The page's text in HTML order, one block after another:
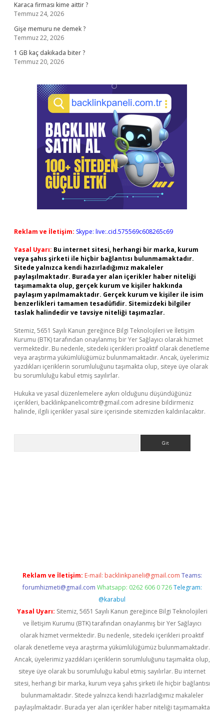
Karaca firması kime aittir ?
Temmuz 24, 2026
Gişe memuru ne demek ?
Temmuz 22, 2026
1 GB kaç dakikada biter ?
Temmuz 20, 2026
Reklam ve İletişim: Skype: live:.cid.575569c608265c69
Yasal Uyarı: Bu internet sitesi, herhangi bir marka, kurum
veya şahıs şirketi ile hiçbir bağlantısı bulunmamaktadır.
Sitede yalnızca kendi hazırladığımız makaleler
paylaşılmaktadır. Burada yer alan içerikler haber niteliği
taşımamakta olup, gerçek kurum ve kişiler hakkında
paylaşım yapılmamaktadır. Gerçek kurum ve kişiler ile isim
benzerlikleri tamamen tesadüfidir. Sitemizdeki bilgiler
taslak halindedir ve tavsiye niteliği taşımazlar.
Sitemiz, 5651 Sayılı Kanun gereğince Bilgi Teknolojileri ve İletişim
Kurumu (BTK) tarafından onaylanmış bir Yer Sağlayıcı olarak hizmet
vermektedir. Bu nedenle, sitedeki içerikleri proaktif olarak denetleme
veya araştırma yükümlülüğümüz bulunmamaktadır. Ancak, üyelerimiz
yazdıkları içeriklerin sorumluluğunu taşımakta olup, siteye üye olarak
bu sorumluluğu kabul etmiş sayılırlar.
Hukuka ve yasal düzenlemelere aykırı olduğunu düşündüğünüz
içerikleri, backlinkpanelicomtr@gmail.com adresine bildirmeniz
halinde, ilgili içerikler yasal süre içerisinde sitemizden kaldırılacaktır.
Reklam ve İletişim: E-mail: backlinkpaneli@gmail.com Teams:
forumhizmeti@gmail.com Whatsapp: 0262 606 0 726 Telegram:
@karabul
Yasal Uyarı: Sitemiz, 5651 Sayılı Kanun gereğince Bilgi Teknolojileri
ve İletişim Kurumu (BTK) tarafından onaylanmış bir Yer Sağlayıcı
olarak hizmet vermektedir. Bu nedenle, sitedeki içerikleri proaktif
olarak denetleme veya araştırma yükümlülüğümüz bulunmamaktadır.
Ancak, üyelerimiz yazdıkları içeriklerin sorumluluğunu taşımakta olup,
siteye üye olarak bu sorumluluğu kabul etmiş sayılırlar. Bu internet
sitesi, herhangi bir marka, kurum veya şahıs şirketi ile hiçbir bağlantısı
bulunmamaktadır. Sitede yalnızca kendi hazırladığımız makaleler
paylaşılmaktadır. Burada yer alan içerikler haber niteliği taşımamakta